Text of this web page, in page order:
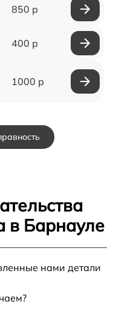
850 р
400 р
1000 р
в Барнауле
нами детали